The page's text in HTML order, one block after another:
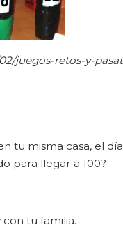
juegos-retos-y-
tu misma casa, el
para llegar a 100?
tu familia.